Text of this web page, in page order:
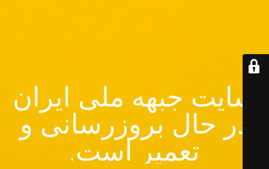
سایت جبهه ملی ایران
در حال بروزرسانی و
تعمیر است.